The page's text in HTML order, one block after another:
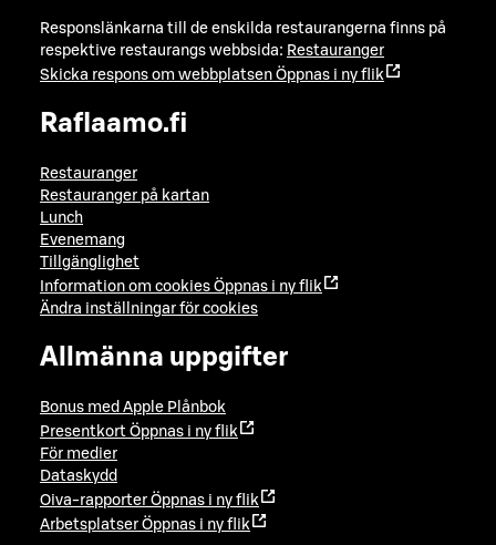
Responslänkarna till de enskilda restaurangerna finns på
respektive restaurangs webbsida: Restauranger
Skicka respons om webbplatsen Öppnas i ny flik
Raflaamo.fi
Restauranger
Restauranger på kartan
Lunch
Evenemang
Tillgänglighet
Information om cookies Öppnas i ny flik
Ändra inställningar för cookies
Allmänna uppgifter
Bonus med Apple Plånbok
Presentkort Öppnas i ny flik
För medier
Dataskydd
Oiva-rapporter Öppnas i ny flik
Arbetsplatser Öppnas i ny flik